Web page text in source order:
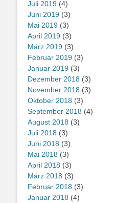
Juli 2019 (4)
Juni 2019 (3)
Mai 2019 (3)
April 2019 (3)
März 2019 (3)
Februar 2019 (3)
Januar 2019 (3)
Dezember 2018 (3)
November 2018 (3)
Oktober 2018 (3)
September 2018 (4)
August 2018 (3)
Juli 2018 (3)
Juni 2018 (3)
Mai 2018 (3)
April 2018 (3)
März 2018 (3)
Februar 2018 (3)
Januar 2018 (4)